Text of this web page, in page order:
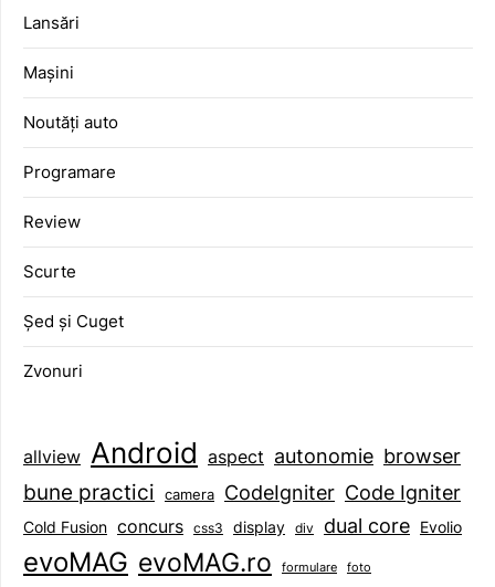
Lansări
Mașini
Noutăți auto
Programare
Review
Scurte
Șed și Cuget
Zvonuri
allview Android aspect autonomie browser
bune practici camera CodeIgniter Code Igniter
Cold Fusion concurs css3 display div dual core Evolio
evoMAG evoMAG.ro formulare foto